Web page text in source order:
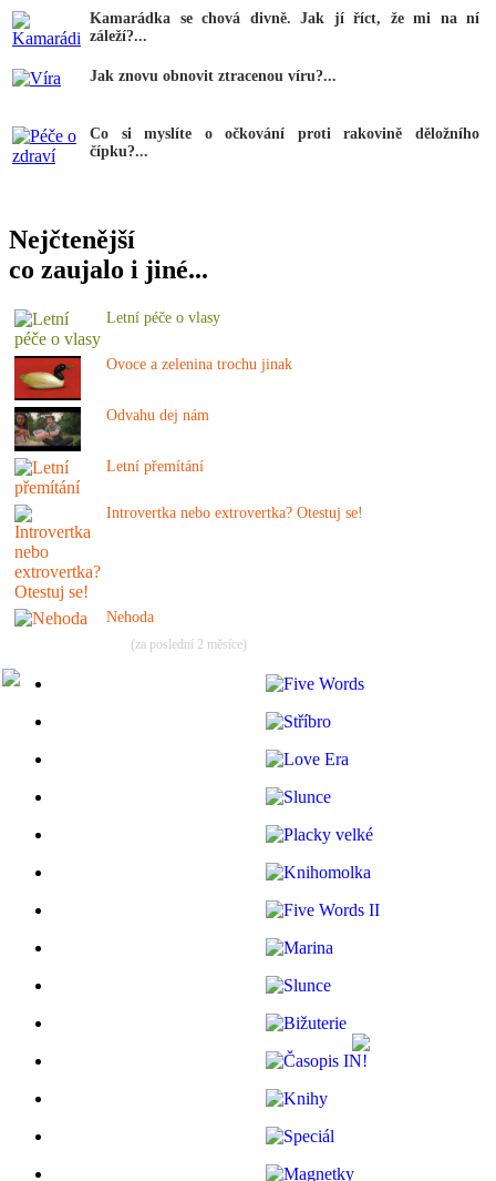
Kamarádka se chová divně. Jak jí říct, že mi na ní
záleží?...
Jak znovu obnovit ztracenou víru?...
Co si myslíte o očkování proti rakovině děložního
čípku?...
Nejčtenější
co zaujalo i jiné...
Letní péče o vlasy
Ovoce a zelenina trochu jinak
Odvahu dej nám
Letní přemítání
Introvertka nebo extrovertka? Otestuj se!
Nehoda
(za poslední 2 měsíce)